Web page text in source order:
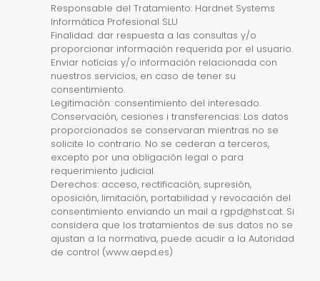
Responsable del Tratamiento: Hardnet Systems
Informática Profesional SLU
Finalidad: dar respuesta a las consultas y/o
proporcionar información requerida por el usuario.
Enviar notícias y/o información relacionada con
nuestros servicios, en caso de tener su
consentimiento.
Legitimación: consentimiento del interesado.
Conservación, cesiones i transferencias: Los datos
proporcionados se conservaran mientras no se
solicite lo contrario. No se cederan a terceros,
excepto por una obligación legal o para
requerimiento judicial.
Derechos: acceso, rectificación, supresión,
oposición, limitación, portabilidad y revocación del
consentimiento enviando un mail a rgpd@hst.cat. Si
considera que los tratamientos de sus datos no se
ajustan a la normativa, puede acudir a la Autoridad
de control (www.aepd.es)